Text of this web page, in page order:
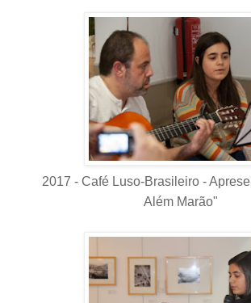
2017 - Café Luso-Brasileiro -
Além Marão"